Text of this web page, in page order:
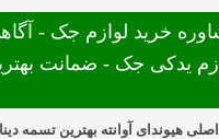
خرید لوازم جک -
یدکی جک - ضمانت
هیوندای آوانته بهترین تسمه